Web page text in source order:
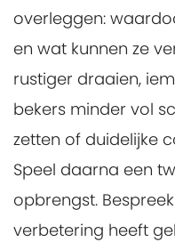
overleggen:
en wat kunnen ze
rustiger draaien,
bekers minder vol
zetten of duidelijke
Speel daarna een
opbrengst.
verbetering heeft